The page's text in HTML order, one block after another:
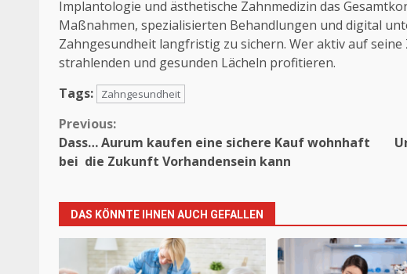
Implantologie und ästhetische Zahnmedizin das
Maßnahmen, spezialisierten Behandlungen und digital
Zahngesundheit langfristig zu sichern. Wer aktiv auf
strahlenden und gesunden Lächeln profitieren.
Tags:
Zahngesundheit
Continue
Reading
Previous:
Dass… Aurum kaufen eine sichere Kauf wohnhaft
bei die Zukunft Vorhandensein kann
DAS KÖNNTE IHNEN AUCH GEFALLEN